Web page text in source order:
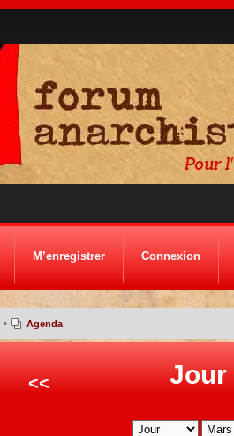
M’enregistrer Connexion
• Agenda
<< Jour